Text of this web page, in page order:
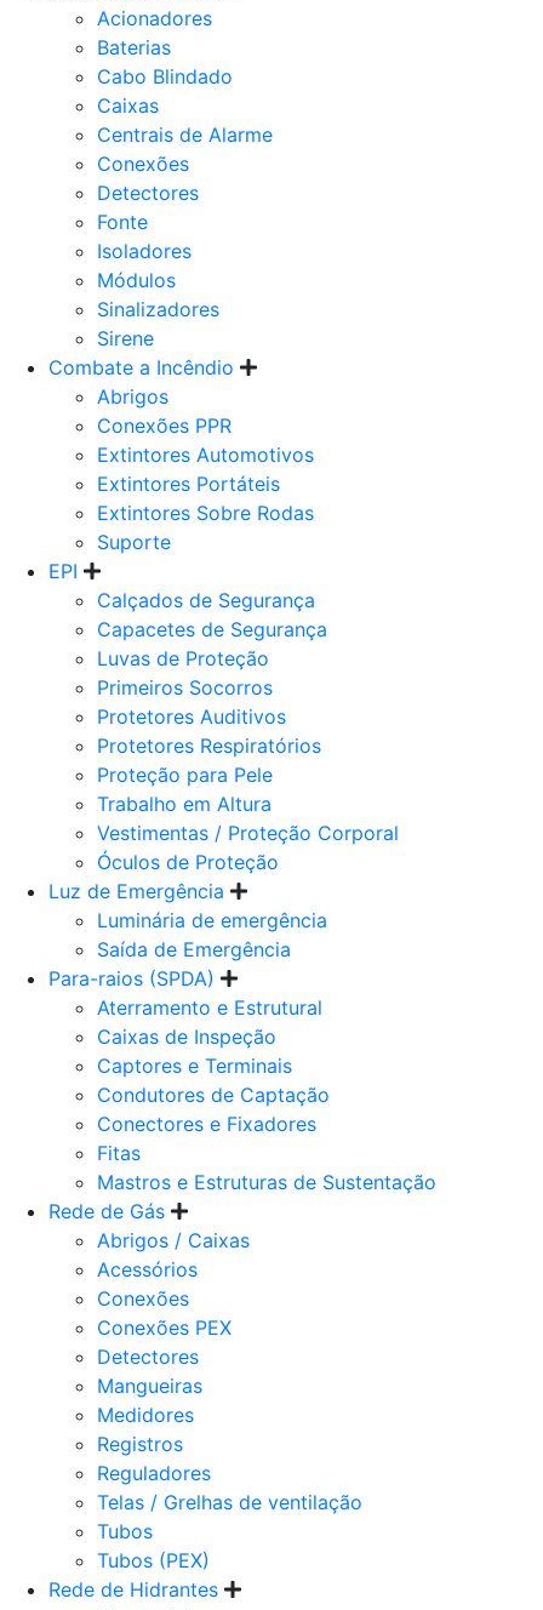
Acionadores
Baterias
Cabo Blindado
Caixas
Centrais de Alarme
Conexões
Detectores
Fonte
Isoladores
Módulos
Sinalizadores
Sirene
Combate a Incêndio
Abrigos
Conexões PPR
Extintores Automotivos
Extintores Portáteis
Extintores Sobre Rodas
Suporte
EPI
Calçados de Segurança
Capacetes de Segurança
Luvas de Proteção
Primeiros Socorros
Protetores Auditivos
Protetores Respiratórios
Proteção para Pele
Trabalho em Altura
Vestimentas / Proteção Corporal
Óculos de Proteção
Luz de Emergência
Luminária de emergência
Saída de Emergência
Para-raios (SPDA)
Aterramento e Estrutural
Caixas de Inspeção
Captores e Terminais
Condutores de Captação
Conectores e Fixadores
Fitas
Mastros e Estruturas de Sustentação
Rede de Gás
Abrigos / Caixas
Acessórios
Conexões
Conexões PEX
Detectores
Mangueiras
Medidores
Registros
Reguladores
Telas / Grelhas de ventilação
Tubos
Tubos (PEX)
Rede de Hidrantes